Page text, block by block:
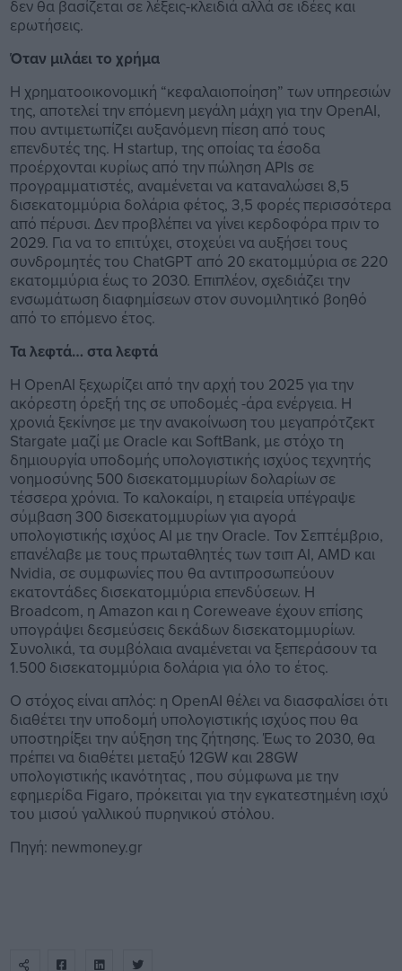
δεν θα βασίζεται σε λέξεις-κλειδιά αλλά σε ιδέες και
ερωτήσεις.
Όταν μιλάει το χρήμα
Η χρηματοοικονομική “κεφαλαιοποίηση” των υπηρεσιών
της, αποτελεί την επόμενη μεγάλη μάχη για την OpenAI,
που αντιμετωπίζει αυξανόμενη πίεση από τους
επενδυτές της. Η startup, της οποίας τα έσοδα
προέρχονται κυρίως από την πώληση APIs σε
προγραμματιστές, αναμένεται να καταναλώσει 8,5
δισεκατομμύρια δολάρια φέτος, 3,5 φορές περισσότερα
από πέρυσι. Δεν προβλέπει να γίνει κερδοφόρα πριν το
2029. Για να το επιτύχει, στοχεύει να αυξήσει τους
συνδρομητές του ChatGPT από 20 εκατομμύρια σε 220
εκατομμύρια έως το 2030. Επιπλέον, σχεδιάζει την
ενσωμάτωση διαφημίσεων στον συνομιλητικό βοηθό
από το επόμενο έτος.
Τα λεφτά… στα λεφτά
Η OpenAI ξεχωρίζει από την αρχή του 2025 για την
ακόρεστη όρεξή της σε υποδομές -άρα ενέργεια. Η
χρονιά ξεκίνησε με την ανακοίνωση του μεγαπρότζεκτ
Stargate μαζί με Oracle και SoftBank, με στόχο τη
δημιουργία υποδομής υπολογιστικής ισχύος τεχνητής
νοημοσύνης 500 δισεκατομμυρίων δολαρίων σε
τέσσερα χρόνια. Το καλοκαίρι, η εταιρεία υπέγραψε
σύμβαση 300 δισεκατομμυρίων για αγορά
υπολογιστικής ισχύος AI με την Oracle. Τον Σεπτέμβριο,
επανέλαβε με τους πρωταθλητές των τσιπ AI, AMD και
Nvidia, σε συμφωνίες που θα αντιπροσωπεύουν
εκατοντάδες δισεκατομμύρια επενδύσεων. Η
Broadcom, η Amazon και η Coreweave έχουν επίσης
υπογράψει δεσμεύσεις δεκάδων δισεκατομμυρίων.
Συνολικά, τα συμβόλαια αναμένεται να ξεπεράσουν τα
1.500 δισεκατομμύρια δολάρια για όλο το έτος.
Ο στόχος είναι απλός: η OpenAI θέλει να διασφαλίσει ότι
διαθέτει την υποδομή υπολογιστικής ισχύος που θα
υποστηρίξει την αύξηση της ζήτησης. Έως το 2030, θα
πρέπει να διαθέτει μεταξύ 12GW και 28GW
υπολογιστικής ικανότητας , που σύμφωνα με την
εφημερίδα Figaro, πρόκειται για την εγκατεστημένη ισχύ
του μισού γαλλικού πυρηνικού στόλου.
Πηγή: newmoney.gr